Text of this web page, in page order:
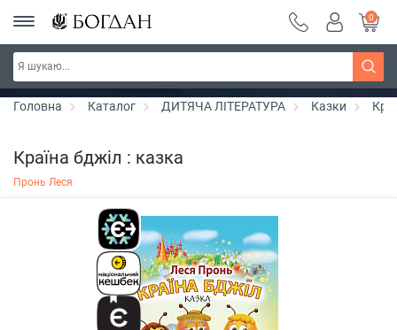
Серія "Чейзіана" ~ знижка 20%
0
Головна Каталог ДИТЯЧА ЛІТЕРАТУРА Казки
Країна бджіл : казка
Пронь Леся